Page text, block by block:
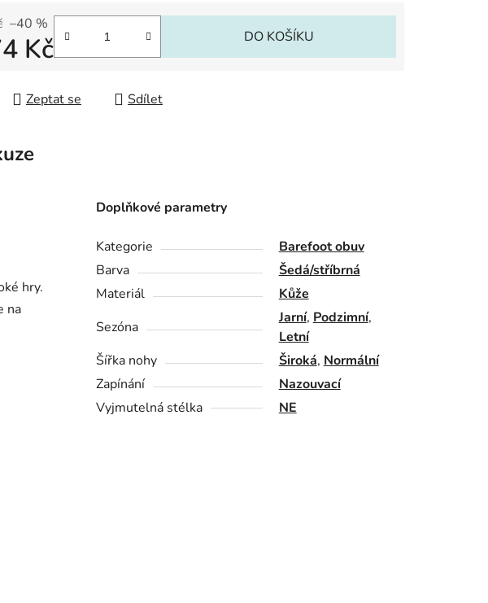
–40 %
Kč DO KOŠÍKU
Zeptat se Sdílet
hry.
na
Doplňkové parametry
Kategorie
Barefoot obuv
Barva
Šedá/stříbrná
Materiál
Kůže
Sezóna
Jarní, Podzimní,
Letní
Šířka nohy
Široká, Normální
Zapínání
Nazouvací
Vyjmutelná stélka
NE